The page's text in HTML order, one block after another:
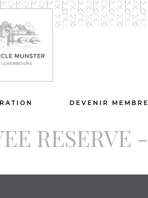
DEVENIR MEMBRE
RESERVE -